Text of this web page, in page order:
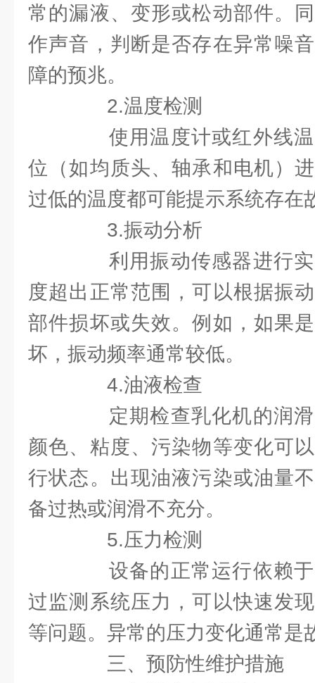
常的漏液、变形或松动部件。
作声音，判断是否存在异常噪
障的预兆。
2.温度检测
使用温度计或红外线温
位（如均质头、轴承和电机）
过低的温度都可能提示系统存在
3.振动分析
利用振动传感器进行实
度超出正常范围，可以根据振
部件损坏或失效。例如，如果
坏，振动频率通常较低。
4.油液检查
定期检查乳化机的润滑
颜色、粘度、污染物等变化可
行状态。出现油液污染或油量
备过热或润滑不充分。
5.压力检测
设备的正常运行依赖于
过监测系统压力，可以快速发
等问题。异常的压力变化通常是
三、预防性维护措施